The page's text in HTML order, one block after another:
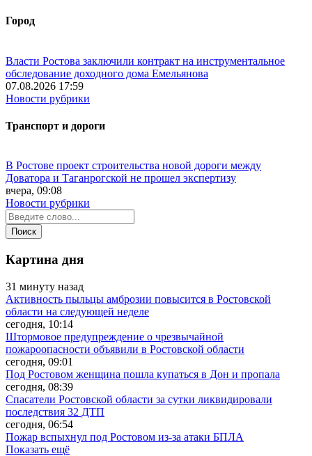
Город
Власти Ростова заключили контракт на инструментальное
обследование доходного дома Емельянова
07.08.2026 17:59
Новости рубрики
Транспорт и дороги
В Ростове проект строительства новой дороги между
Доватора и Таганрогской не прошел экспертизу
вчера, 09:08
Новости рубрики
Картина дня
31 минуту назад
Активность пыльцы амброзии повысится в Ростовской
области на следующей неделе
сегодня, 10:14
Штормовое предупреждение о чрезвычайной
пожароопасности объявили в Ростовской области
сегодня, 09:01
Под Ростовом женщина пошла купаться в Дон и пропала
сегодня, 08:39
Спасатели Ростовской области за сутки ликвидировали
последствия 32 ДТП
сегодня, 06:54
Пожар вспыхнул под Ростовом из-за атаки БПЛА
Показать ещё